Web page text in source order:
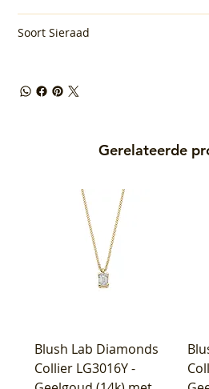
Soort Sieraad
Gerelateerde
Blush Lab Diamonds
Collier LG3016Y -